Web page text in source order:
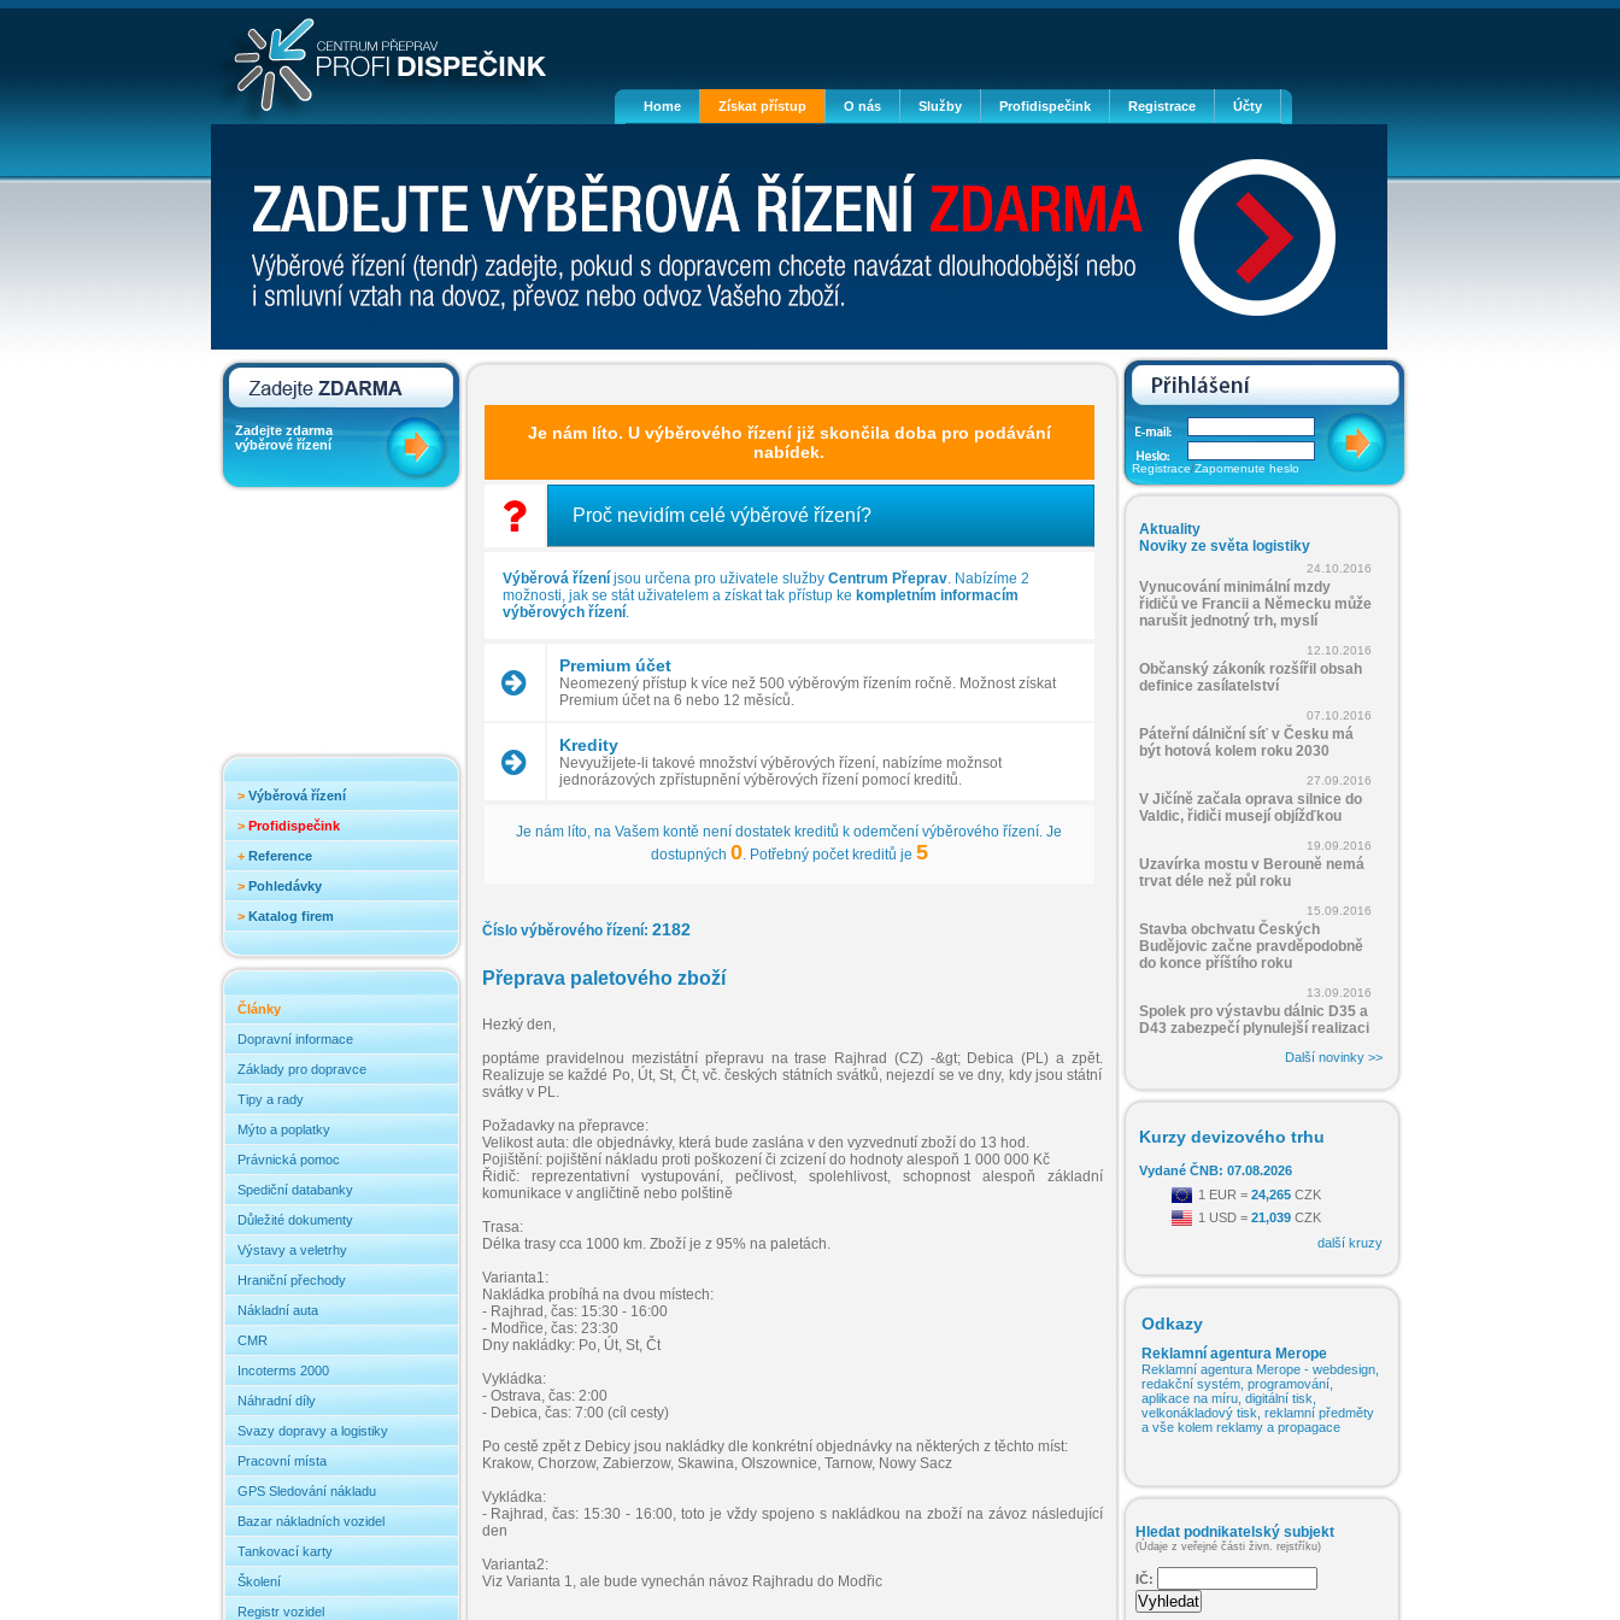
Home Získat přístup O nás Služby Profidispečink Registrace Účty
Zadejte zdarma
výběrové řízení
> Výběrová řízení
> Profidispečink
+ Reference
> Pohledávky
>Katalog firem
Články
Dopravní informace
Základy pro dopravce
Tipy a rady
Mýto a poplatky
Právnická pomoc
Spediční databanky
Důležité dokumenty
Výstavy a veletrhy
Hraniční přechody
Nákladní auta
CMR
Incoterms 2000
Náhradní díly
Svazy dopravy a logistiky
Pracovní místa
GPS Sledování nákladu
Bazar nákladních vozidel
Tankovací karty
Školení
Registr vozidel
Registrace/Zapomenute heslo
Aktuality
Noviky ze světa logistiky
24.10.2016
Vynucování minimální mzdy
řidičů ve Francii a Německu může
narušit jednotný trh, myslí
12.10.2016
Občanský zákoník rozšířil obsah
definice zasílatelství
07.10.2016
Páteřní dálniční síť v Česku má
být hotová kolem roku 2030
27.09.2016
V Jičíně začala oprava silnice do
Valdic, řidiči musejí objížďkou
19.09.2016
Uzavírka mostu v Berouně nemá
trvat déle než půl roku
15.09.2016
Stavba obchvatu Českých
Budějovic začne pravděpodobně
do konce příštího roku
13.09.2016
Spolek pro výstavbu dálnic D35 a
D43 zabezpečí plynulejší realizaci
Další novinky >>
Kurzy devizového trhu
Vydané ČNB: 07.08.2026
1 EUR = 24,265 CZK
1 USD = 21,039 CZK
další kruzy
Odkazy
Reklamní agentura Merope
Reklamní agentura Merope - webdesign,
redakční systém, programování,
aplikace na míru, digitální tisk,
velkonákladový tisk, reklamní předměty
a vše kolem reklamy a propagace
Hledat podnikatelský subjekt
(Údaje z veřejné části živn. rejstříku)
IČ:
Je nám líto. U výběrového řízení již skončila doba pro podávání
nabídek.
Proč nevidím celé výběrové řízení?
Výběrová řízeníjsou určena pro uživatele služby Centrum Přeprav. Nabízíme 2
možnosti, jak se stát uživatelem a získat tak přístup ke kompletním informacím
výběrových řízení.
Premium účet
Neomezený přístup k více než 500 výběrovým řízením ročně. Možnost získat
Premium účet na 6 nebo 12 měsíců.
Kredity
Nevyužijete-li takové množství výběrových řízení, nabízíme možnsot
jednorázových zpřístupnění výběrových řízení pomocí kreditů.
Je nám líto, na Vašem kontě není dostatek kreditů k odemčení výběrového řízení. Je
dostupných 0. Potřebný počet kreditů je 5
Číslo výběrového řízení: 2182
Přeprava paletového zboží
Hezký den,
poptáme pravidelnou mezistátní přepravu na trase Rajhrad (CZ) -&gt; Debica (PL) a zpět.
Realizuje se každé Po, Út, St, Čt, vč. českých státních svátků, nejezdí se ve dny, kdy jsou státní
svátky v PL.
Požadavky na přepravce:
Velikost auta: dle objednávky, která bude zaslána v den vyzvednutí zboží do 13 hod.
Pojištění: pojištění nákladu proti poškození či zcizení do hodnoty alespoň 1 000 000 Kč
Řidič: reprezentativní vystupování, pečlivost, spolehlivost, schopnost alespoň základní
komunikace v angličtině nebo polštině
Trasa:
Délka trasy cca 1000 km. Zboží je z 95% na paletách.
Varianta1:
Nakládka probíhá na dvou místech:
- Rajhrad, čas: 15:30 - 16:00
- Modřice, čas: 23:30
Dny nakládky: Po, Út, St, Čt
Vykládka:
- Ostrava, čas: 2:00
- Debica, čas: 7:00 (cíl cesty)
Po cestě zpět z Debicy jsou nakládky dle konkrétní objednávky na některých z těchto míst:
Krakow, Chorzow, Zabierzow, Skawina, Olszownice, Tarnow, Nowy Sacz
Vykládka:
- Rajhrad, čas: 15:30 - 16:00, toto je vždy spojeno s nakládkou na zboží na závoz následující
den
Varianta2:
Viz Varianta 1, ale bude vynechán návoz Rajhradu do Modřic